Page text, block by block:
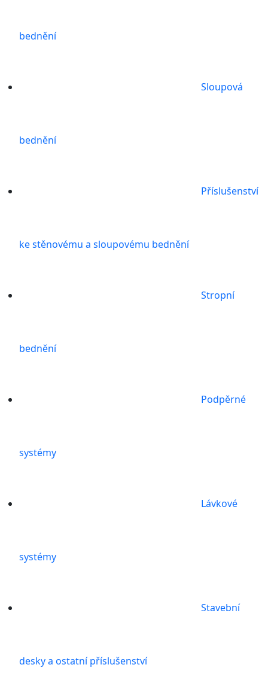
bednění
Sloupová
bednění
Příslušenství
ke stěnovému a sloupovému bednění
Stropní
bednění
Podpěrné
systémy
Lávkové
systémy
Stavební
desky a ostatní příslušenství